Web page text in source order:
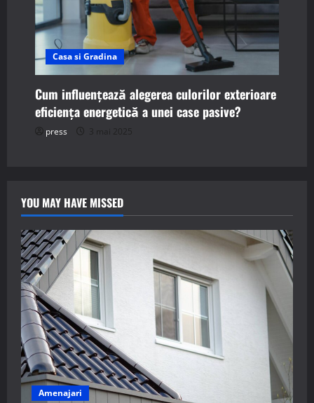
Casa si Gradina
Cum influențează alegerea culorilor exterioare
eficiența energetică a unei case pasive?
press 3 mai 2025
YOU MAY HAVE MISSED
Amenajari